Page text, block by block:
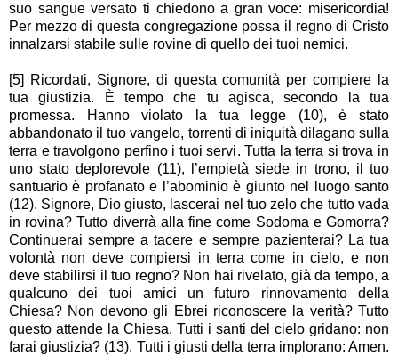
suo sangue versato ti chiedono a gran voce: misericordia!
Per mezzo di questa congregazione possa il regno di Cristo
innalzarsi stabile sulle rovine di quello dei tuoi nemici.
[5] Ricordati, Signore, di questa comunità per compiere la
tua giustizia. È tempo che tu agisca, secondo la tua
promessa. Hanno violato la tua legge (10), è stato
abbandonato il tuo vangelo, torrenti di iniquità dilagano sulla
terra e travolgono perfino i tuoi servi. Tutta la terra si trova in
uno stato deplorevole (11), l’empietà siede in trono, il tuo
santuario è profanato e l’abominio è giunto nel luogo santo
(12). Signore, Dio giusto, lascerai nel tuo zelo che tutto vada
in rovina? Tutto diverrà alla fine come Sodoma e Gomorra?
Continuerai sempre a tacere e sempre pazienterai? La tua
volontà non deve compiersi in terra come in cielo, e non
deve stabilirsi il tuo regno? Non hai rivelato, già da tempo, a
qualcuno dei tuoi amici un futuro rinnovamento della
Chiesa? Non devono gli Ebrei riconoscere la verità? Tutto
questo attende la Chiesa. Tutti i santi del cielo gridano: non
farai giustizia? (13). Tutti i giusti della terra implorano: Amen.